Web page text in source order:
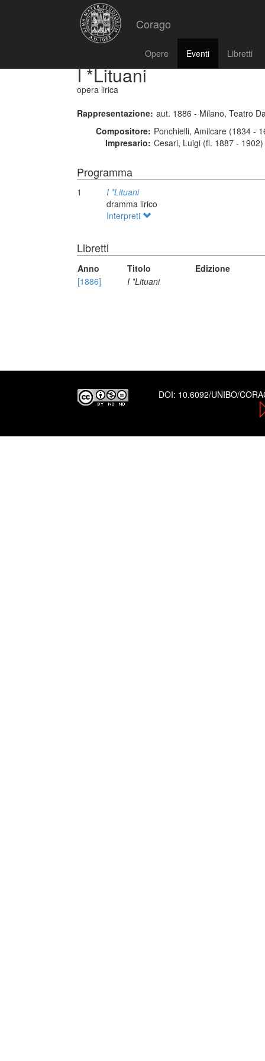
Corago
Opere Eventi Libretti
I *Lituani
opera lirica
Rappresentazione: aut. 1886 - Milano, Teatro
Compositore: Ponchielli, Amilcare (1834 -
Impresario: Cesari, Luigi (fl. 1887 - 1902)
Programma
1
I *Lituani
dramma lirico
Interpreti
Libretti
Anno Titolo
Edizione
[1886]
I *Lituani
DOI: 10.6092/UNIBO/